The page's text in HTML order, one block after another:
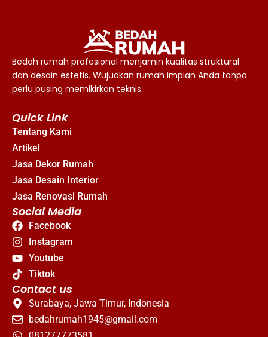
Bedah rumah profesional menjamin kualitas struktural
dan desain estetis. Wujudkan rumah impian Anda tanpa
perlu pusing memikirkan teknis.
Quick Link
Tentang Kami
Artikel
Jasa Dekor Rumah
Jasa Desain Interior
Jasa Renovasi Rumah
Social Media
Facebook
Instagram
Youtube
Tiktok
Contact us
Surabaya, Jawa Timur, Indonesia
bedahrumah1945@gmail.com